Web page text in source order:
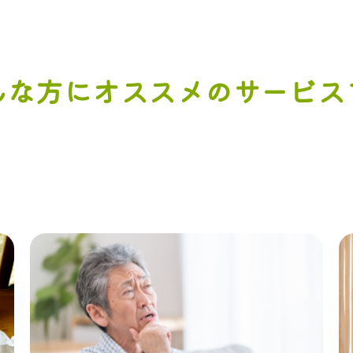
方にオススメのサービ